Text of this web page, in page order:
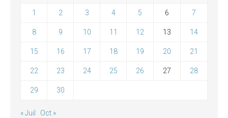
1 2 3 4 5 6 7
8 9 10 11 12 13 14
15 16 17 18 19 20 21
22 23 24 25 26 27 28
29 30
« Juil Oct »